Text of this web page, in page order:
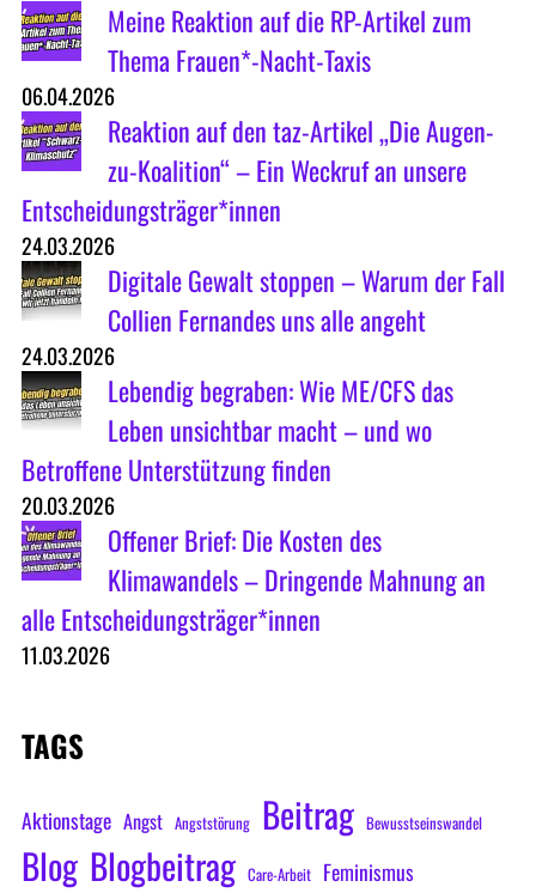
Meine Reaktion auf die RP-Artikel zum
Thema Frauen*-Nacht-Taxis
06.04.2026
Reaktion auf den taz-Artikel „Die Augen-
zu-Koalition“ – Ein Weckruf an unsere
Entscheidungsträger*innen
24.03.2026
Digitale Gewalt stoppen – Warum der Fall
Collien Fernandes uns alle angeht
24.03.2026
Lebendig begraben: Wie ME/CFS das
Leben unsichtbar macht – und wo
Betroffene Unterstützung finden
20.03.2026
Offener Brief: Die Kosten des
Klimawandels – Dringende Mahnung an
alle Entscheidungsträger*innen
11.03.2026
TAGS
Aktionstage Angst Angststörung Beitrag Bewusstseinswandel
Blog Blogbeitrag Care-Arbeit Feminismus